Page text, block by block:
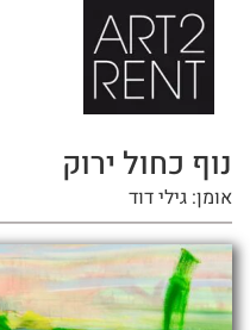
נוף כחול ירוק
אומן: גילי דוד